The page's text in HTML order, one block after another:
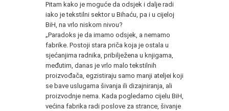
Pitam kako je moguće da odsjek i dalje radi
iako je tekstilni sektor u Bihaću, pa i u cijeloj
BiH, na vrlo niskom nivou?
„Paradoks je da imamo odsjek, a nemamo
fabrike. Postoji stara priča koja je ostala u
sjećanjima radnika, pribilježena u knjigama,
međutim, danas je vrlo malo tekstilnih
proizvođača, egzistiraju samo manji ateljei koji
se bave uslugama šivanja ili dizajniranja, ali
proizvodnje nema. Kada pogledamo cijelu BiH,
većina fabrika radi poslove za strance, šivanje